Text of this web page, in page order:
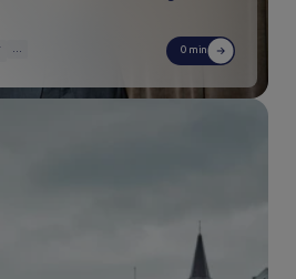
... 0 min